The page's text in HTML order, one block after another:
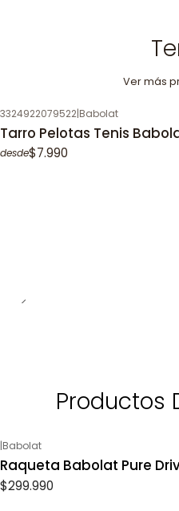
Ver más
3324922079522|Babolat
Tarro Pelotas Tenis
desde$7.990
Productos
|Babolat
Raqueta Babolat Pure
$299.990